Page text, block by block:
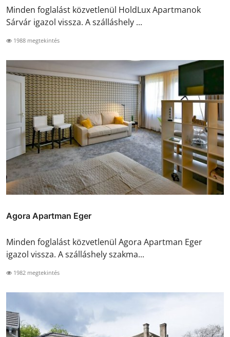
Minden foglalást közvetlenül HoldLux Apartmanok
Sárvár igazol vissza. A szálláshely ...
1988 megtekintés
Agora Apartman Eger
Minden foglalást közvetlenül Agora Apartman Eger
igazol vissza. A szálláshely szakma...
1982 megtekintés